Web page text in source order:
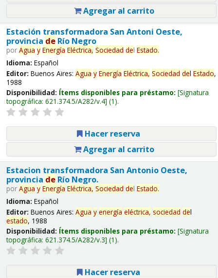
Agregar al carrito
Estación transformadora San Antoni Oeste,
provincia deRío Negro
por Agua y Energía Eléctrica, Sociedad del Estado.
Idioma: Español
Editor: Buenos Aires: Agua y Energía Eléctrica, Sociedad del Estado,
1988
Disponibilidad: Ítems disponibles para préstamo: Signatura
topográfica: 621.374.5/A282/v.4 (1).
Hacer reserva
Agregar al carrito
Estacion transformadora San Antonio Oeste,
provincia deRío Negro.
por Agua y Energía Eléctrica, Sociedad del Estado.
Idioma: Español
Editor: Buenos Aires: Agua y energía eléctrica, sociedad del
estado, 1988
Disponibilidad: Ítems disponibles para préstamo: Signatura
topográfica: 621.374.5/A282/v.3 (1).
Hacer reserva